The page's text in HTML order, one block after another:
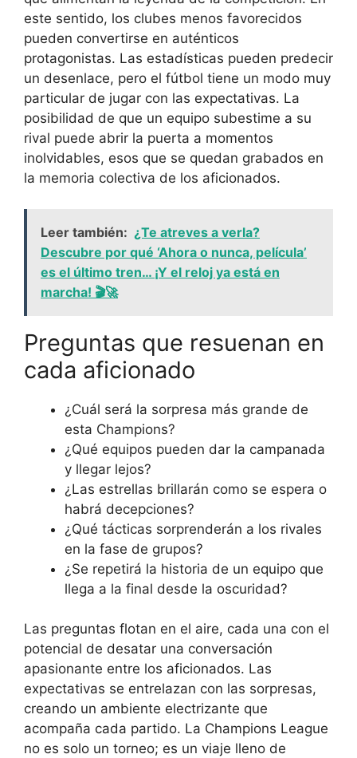
este sentido, los clubes menos favorecidos
pueden convertirse en auténticos
protagonistas. Las estadísticas pueden predecir
un desenlace, pero el fútbol tiene un modo muy
particular de jugar con las expectativas. La
posibilidad de que un equipo subestime a su
rival puede abrir la puerta a momentos
inolvidables, esos que se quedan grabados en
la memoria colectiva de los aficionados.
Leer también: ¿Te atreves a verla?
Descubre por qué ‘Ahora o nunca, película’
es el último tren… ¡Y el reloj ya está en
marcha! 🎬🚀
Preguntas que resuenan en
cada aficionado
¿Cuál será la sorpresa más grande de
esta Champions?
¿Qué equipos pueden dar la campanada
y llegar lejos?
¿Las estrellas brillarán como se espera o
habrá decepciones?
¿Qué tácticas sorprenderán a los rivales
en la fase de grupos?
¿Se repetirá la historia de un equipo que
llega a la final desde la oscuridad?
Las preguntas flotan en el aire, cada una con el
potencial de desatar una conversación
apasionante entre los aficionados. Las
expectativas se entrelazan con las sorpresas,
creando un ambiente electrizante que
acompaña cada partido. La Champions League
no es solo un torneo; es un viaje lleno de